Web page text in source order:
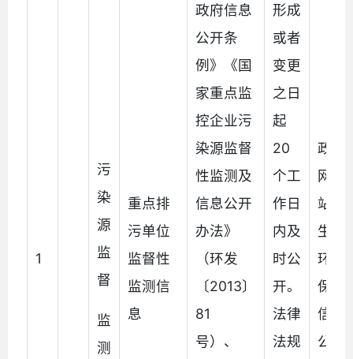
1
污
染
源
监
督
监
测
重点排
污单位
监督性
监测信
息
政府信息
公开条
例》《国
家重点监
控企业污
染源监督
性监测及
信息公开
办法》
（环发
〔2013〕
81
号）、
形成
或者
变更
之日
起
20
个工
作日
内及
时公
开。
法律
法规
政府
网
站、
生态
环境
保护
信息
公开